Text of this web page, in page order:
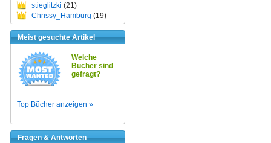
stieglitzki (21)
Chrissy_Hamburg (19)
Meist gesuchte Artikel
Welche
Bücher sind
gefragt?
Top Bücher anzeigen »
Fragen & Antworten